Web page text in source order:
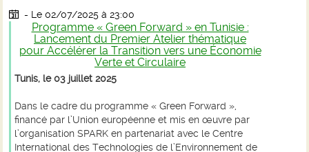
- Le 02/07/2025à 23:00
Programme « Green Forward » en Tunisie :
Lancement du Premier Atelier thématique
pour Accélérer la Transition vers une Économie
Verte et Circulaire
Tunis, le 03 juillet 2025
Dans le cadre du programme « Green Forward »,
financé par l’Union européenne et mis en œuvre par
l’organisation SPARK en partenariat avec le Centre
International des Technologies de l’Environnement de